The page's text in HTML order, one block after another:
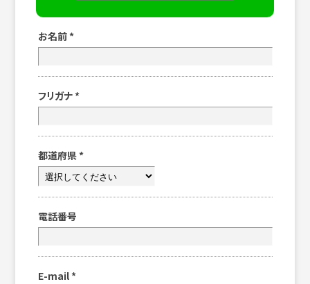
お名前 *
フリガナ *
都道府県 *
電話番号
E-mail *